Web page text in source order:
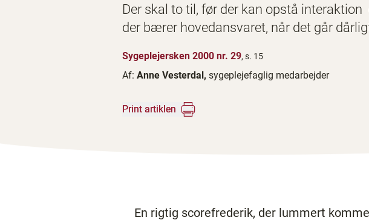
Der skal to til, før der kan opstå
der bærer hovedansvaret, når det går
Sygeplejersken 2000 nr. 29, s. 15
Af: Anne Vesterdal, sygeplejefaglig medarbejder
Print artiklen
En rigtig scorefrederik, der lummert